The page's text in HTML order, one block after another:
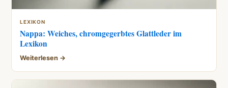
LEXIKON
Nappa: Weiches, chromgegerbtes Glattleder im
Lexikon
Weiterlesen →